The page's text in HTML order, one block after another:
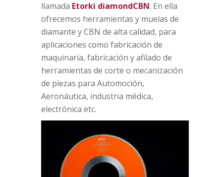
llamada Etorki diamondCBN. En ella
ofrecemos herramientas y muelas de
diamante y CBN de alta calidad, para
aplicaciones como fabricación de
maquinaria, fabricación y afilado de
herramientas de corte o mecanización
de piezas para Automoción,
Aeronáutica, industria médica,
electrónica etc.